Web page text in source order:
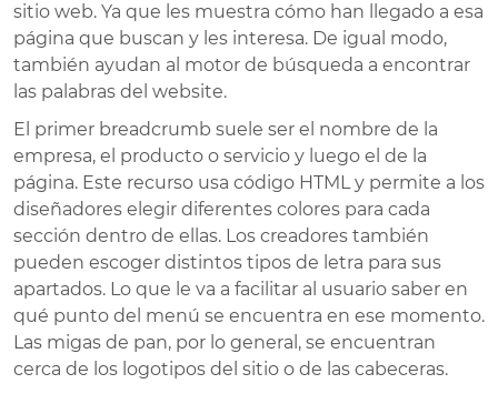
sitio web. Ya que les muestra cómo han llegado a esa
página que buscan y les interesa. De igual modo,
también ayudan al motor de búsqueda a encontrar
las palabras del website.
El primer breadcrumb suele ser el nombre de la
empresa, el producto o servicio y luego el de la
página. Este recurso usa código HTML y permite a los
diseñadores elegir diferentes colores para cada
sección dentro de ellas. Los creadores también
pueden escoger distintos tipos de letra para sus
apartados. Lo que le va a facilitar al usuario saber en
qué punto del menú se encuentra en ese momento.
Las migas de pan, por lo general, se encuentran
cerca de los logotipos del sitio o de las cabeceras.